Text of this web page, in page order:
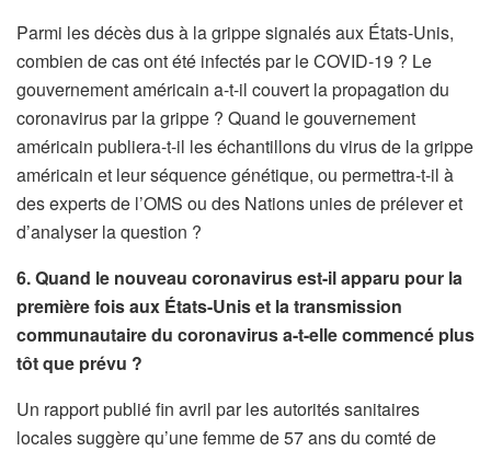
Parmi les décès dus à la grippe signalés aux États-Unis,
combien de cas ont été infectés par le COVID-19 ? Le
gouvernement américain a-t-il couvert la propagation du
coronavirus par la grippe ? Quand le gouvernement
américain publiera-t-il les échantillons du virus de la grippe
américain et leur séquence génétique, ou permettra-t-il à
des experts de l’OMS ou des Nations unies de prélever et
d’analyser la question ?
6. Quand le nouveau coronavirus est-il apparu pour la
première fois aux États-Unis et la transmission
communautaire du coronavirus a-t-elle commencé plus
tôt que prévu ?
Un rapport publié fin avril par les autorités sanitaires
locales suggère qu’une femme de 57 ans du comté de